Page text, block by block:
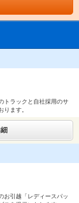
トラックと自社採用のサ
ります。
お引越「レディースパッ